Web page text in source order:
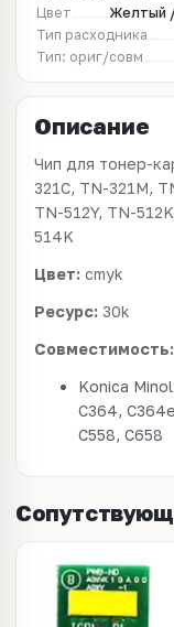
Цвет
Желтый
Тип расходника
Тип: ориг/совм
Описание
Чип для тонер-
321C, TN-321M,
TN-512Y, TN-
514K
Цвет: cmyk
Ресурс: 30k
Совместимость:
Konica
C364,
C558, C658